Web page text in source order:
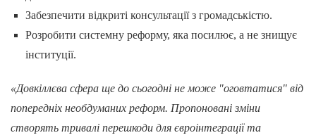
Забезпечити відкриті консультації з громадськістю.
Розробити системну реформу, яка посилює, а не знищує
інституції.
«Довкіллєва сфера ще до сьогодні не може "оговтатися" від
попередніх необдуманих реформ. Пропоновані зміни
створять тривалі перешкоди для євроінтеграції та